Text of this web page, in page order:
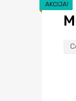
AKCIJA!